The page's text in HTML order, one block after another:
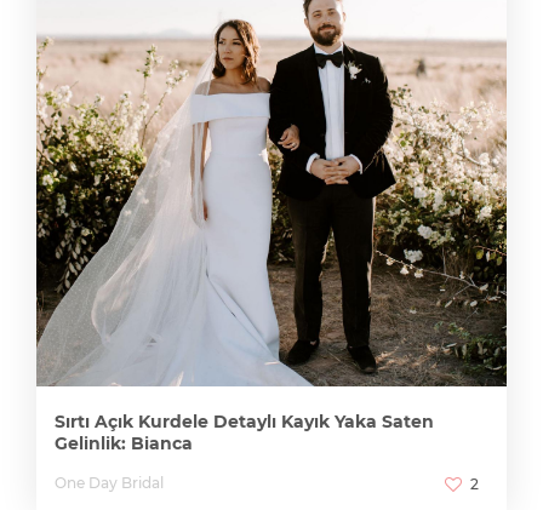
Sırtı Açık Kurdele Detaylı Kayık Yaka Saten
Gelinlik: Bianca
One Day Bridal 2